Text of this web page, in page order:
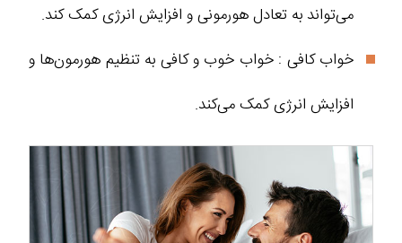
می‌تواند به تعادل هورمونی و افزایش انرژی کمک کند.
خواب کافی : خواب خوب و کافی به تنظیم هورمون‌ها و
افزایش انرژی کمک می‌کند.